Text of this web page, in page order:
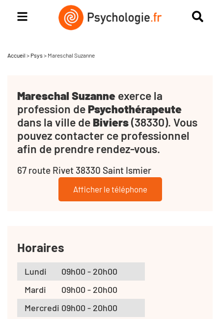
Accueil > Psys > Mareschal Suzanne
Mareschal Suzanne exerce la
profession dePsychothérapeute
dans la ville de Biviers(38330). Vous
pouvez contacter ce professionnel
afin de prendre rendez-vous.
67 route Rivet 38330 Saint Ismier
Afficher le téléphone
Horaires
Lundi
09h00 - 20h00
Mardi
09h00 - 20h00
Mercredi 09h00 - 20h00